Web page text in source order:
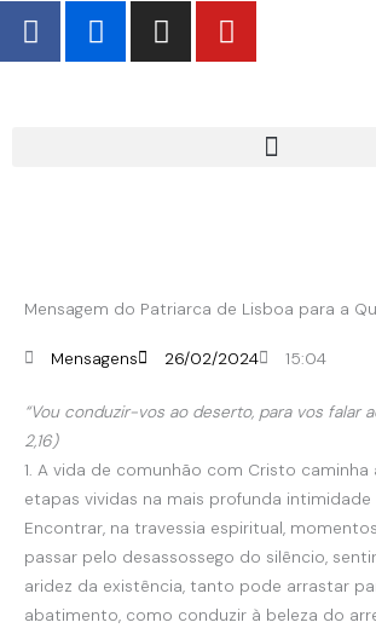
F
a
c
F
l
i
I
n
s
Y
o
u
Mensagem do Patriarca de Lisboa para a
Mensagens 26/02/2024 15:04
“Vou conduzir-vos ao deserto, para vos falar
2,16)
1. A vida de comunhão com Cristo
etapas vividas na mais profunda intimidade
Encontrar, na travessia espiritual,
passar pelo desassossego do silêncio,
aridez da existência, tanto pode arrastar
abatimento, como conduzir à beleza do